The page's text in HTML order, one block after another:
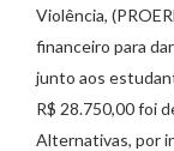
Violência,
financeiro para
junto aos
R$ 28.750,00 foi
Alternativas, por